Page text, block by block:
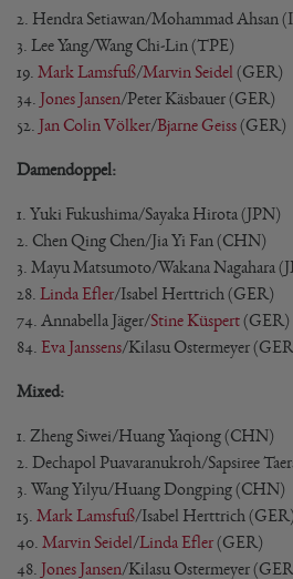
2. Hendra Setiawan/Mohammad Ahsan
3. Lee Yang/Wang Chi-Lin (TPE)
19. Mark Lamsfuß/Marvin Seidel (GER)
34. Jones Jansen/Peter Käsbauer (GER)
52. Jan Colin Völker/Bjarne Geiss(GER)
Damendoppel:
1. Yuki Fukushima/Sayaka Hirota (JPN)
2. Chen Qing Chen/Jia Yi Fan (CHN)
3. Mayu Matsumoto/Wakana Nagahara
28. Linda Efler/Isabel Herttrich (GER)
74. Annabella Jäger/Stine Küspert(GER)
84. Eva Janssens/Kilasu Ostermeyer
Mixed:
1. Zheng Siwei/Huang Yaqiong (CHN)
2. Dechapol Puavaranukroh/Sapsiree
3. Wang Yilyu/Huang Dongping (CHN)
15. Mark Lamsfuß/Isabel Herttrich (GER)
40. Marvin Seidel/Linda Efler(GER)
48. Jones Jansen/Kilasu Ostermeyer